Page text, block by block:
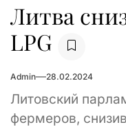
Литва
LPG
Admin 28.02.2024
Литовский
фермеров,